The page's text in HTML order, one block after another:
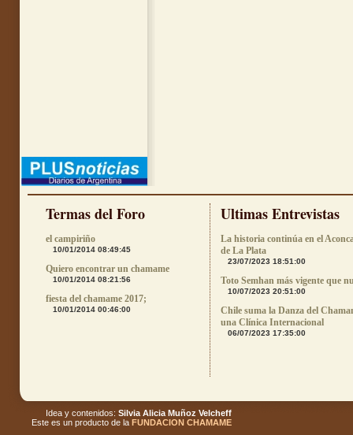
Termas del Foro
el campiriño
10/01/2014 08:49:45
Quiero encontrar un chamame
10/01/2014 08:21:56
fiesta del chamame 2017;
10/01/2014 00:46:00
Ultimas Entrevistas
La historia continúa en el
de La Plata
23/07/2023 18:51:00
Toto Semhan más vigente que
10/07/2023 20:51:00
Chile suma la Danza del
una Clínica Internacional
06/07/2023 17:35:00
Idea y contenidos: Silvia Alicia Muñoz Velcheff
Este es un producto de la FUNDACION CHAMAME